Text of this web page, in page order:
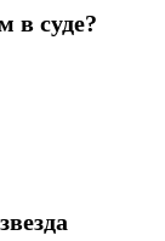
в суде?